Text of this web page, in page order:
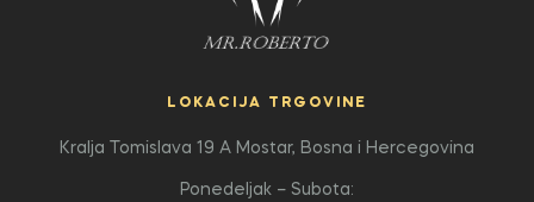
LOKACIJA TRGOVINE
Kralja Tomislava 19 A Mostar, Bosna i Hercegovina
Ponedeljak – Subota: